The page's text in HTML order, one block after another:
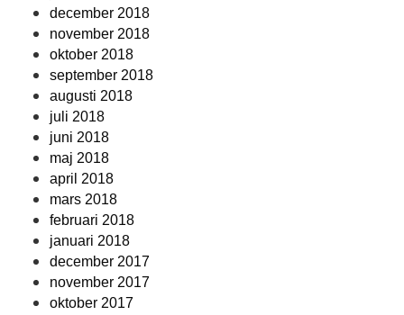
december 2018
november 2018
oktober 2018
september 2018
augusti 2018
juli 2018
juni 2018
maj 2018
april 2018
mars 2018
februari 2018
januari 2018
december 2017
november 2017
oktober 2017